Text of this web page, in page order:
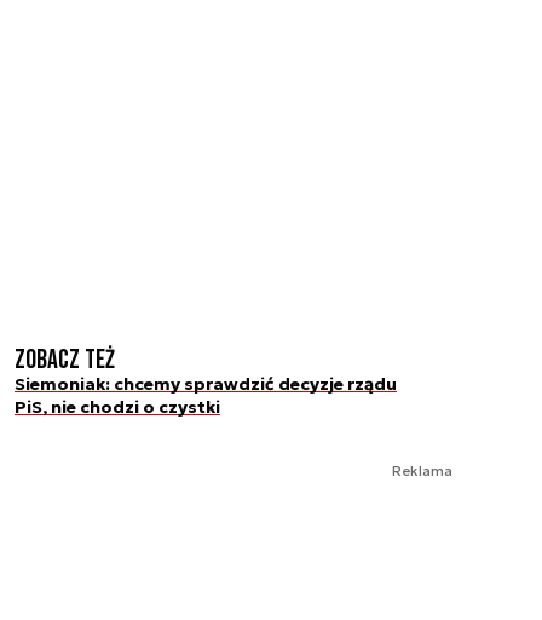
Zobacz też
Siemoniak: chcemy sprawdzić decyzje rządu
PiS, nie chodzi o czystki
Reklama